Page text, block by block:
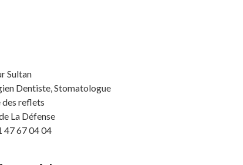
Sultan
Dentiste, Stomatologue
des reflets
La Défense
47 67 04 04